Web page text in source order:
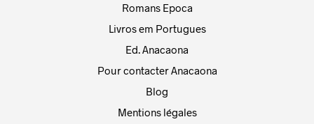
Romans Epoca
Livros em Portugues
Ed. Anacaona
Pour contacter Anacaona
Blog
Mentions légales